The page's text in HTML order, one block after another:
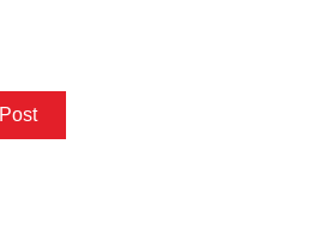
Post